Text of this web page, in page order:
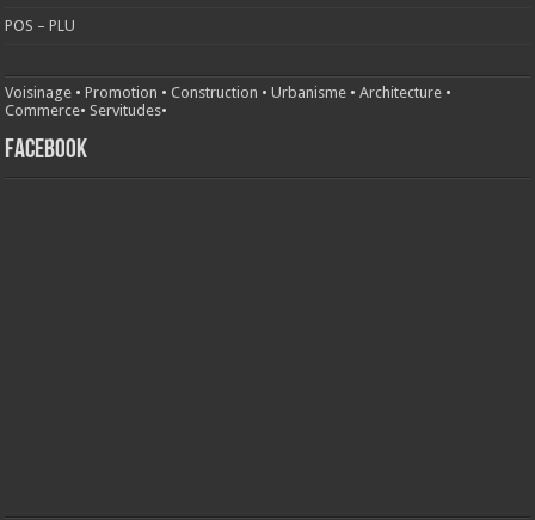
POS – PLU
Voisinage •Promotion •Construction •Urbanisme •Architecture •
Commerce• Servitudes•
FACEBOOK